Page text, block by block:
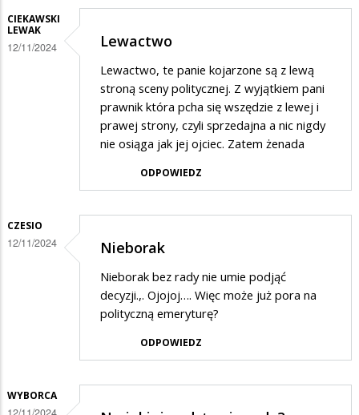
CIEKAWSKI
LEWAK
12/11/2024 Lewactwo
Lewactwo, te panie kojarzone są z lewą
stroną sceny politycznej. Z wyjątkiem pani
prawnik która pcha się wszędzie z lewej i
prawej strony, czyli sprzedajna a nic nigdy
nie osiąga jak jej ojciec. Zatem żenada
ODPOWIEDZ
CZESIO
12/11/2024 Nieborak
Nieborak bez rady nie umie podjąć
decyzji.,. Ojojoj…. Więc może już pora na
polityczną emeryturę?
ODPOWIEDZ
WYBORCA